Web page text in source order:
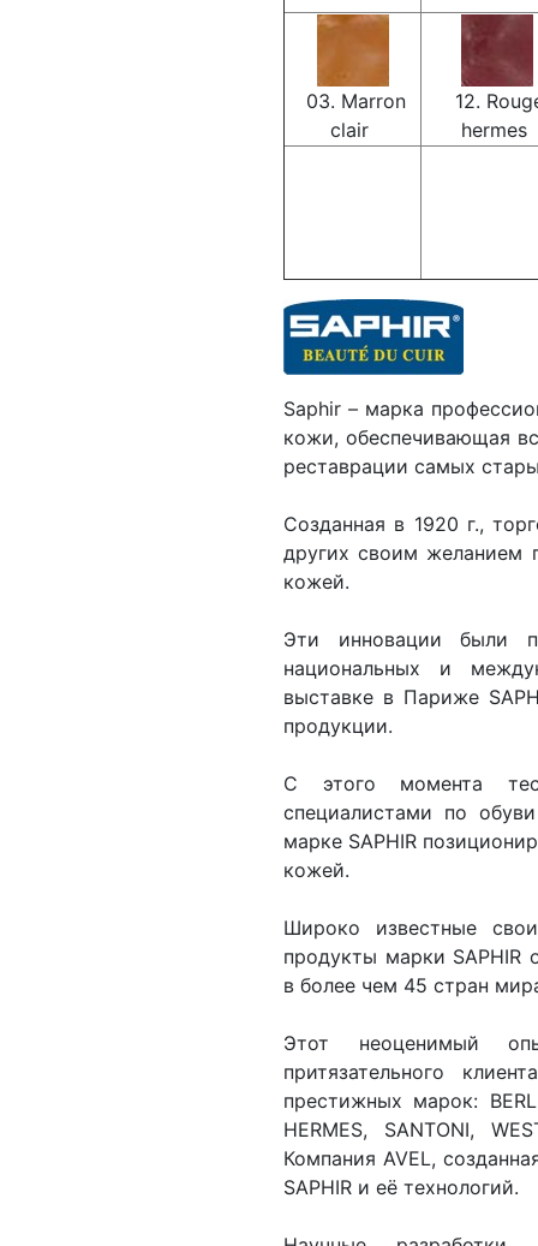
03. Marron
clair
12.
hermes
Saphir – марка
кожи, обеспечивающая
реставрации самых
Созданная в 1920 г.,
других своим желанием
кожей.
Эти инновации были
национальных и
выставке в Париже
продукции.
С этого момента
специалистами по
марке SAPHIR
кожей.
Широко известные
продукты марки SAPHIR
в более чем 45 стран
Этот неоценимый
притязательного
престижных марок:
HERMES, SANTONI,
Компания AVEL,
SAPHIR и её технологий.